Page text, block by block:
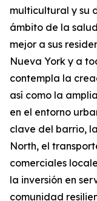
multicultural y su
ámbito de la
mejor a sus
Nueva York y a
contempla la
así como la
en el entorno
clave del barrio,
North, el
comerciales
la inversión en
comunidad